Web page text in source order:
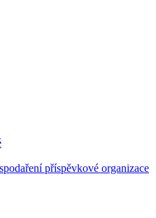
příspěvkové organizace